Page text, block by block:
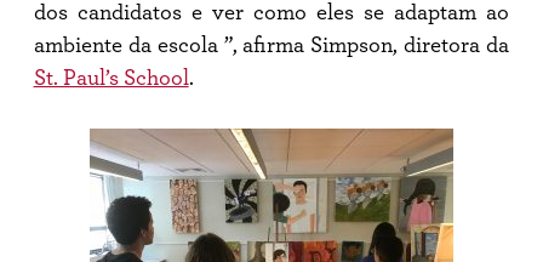
dos candidatos e ver como eles se adaptam ao
ambiente da escola ”, afirma Simpson, diretora da
St. Paul’s School.